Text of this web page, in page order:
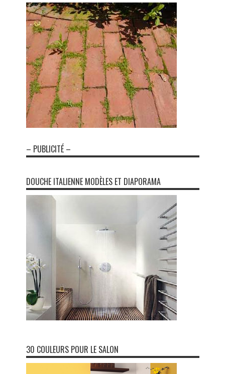
– PUBLICITÉ –
DOUCHE ITALIENNE MODÈLES ET DIAPORAMA
30 COULEURS POUR LE SALON